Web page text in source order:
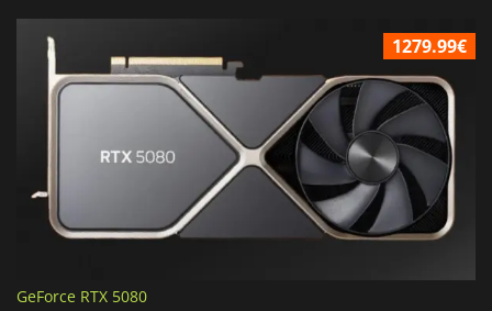
1279.99€
GeForce RTX 5080